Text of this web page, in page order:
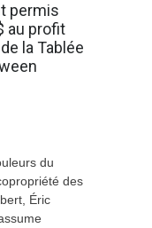
permis
au profit
la Tablée
du
des
Éric